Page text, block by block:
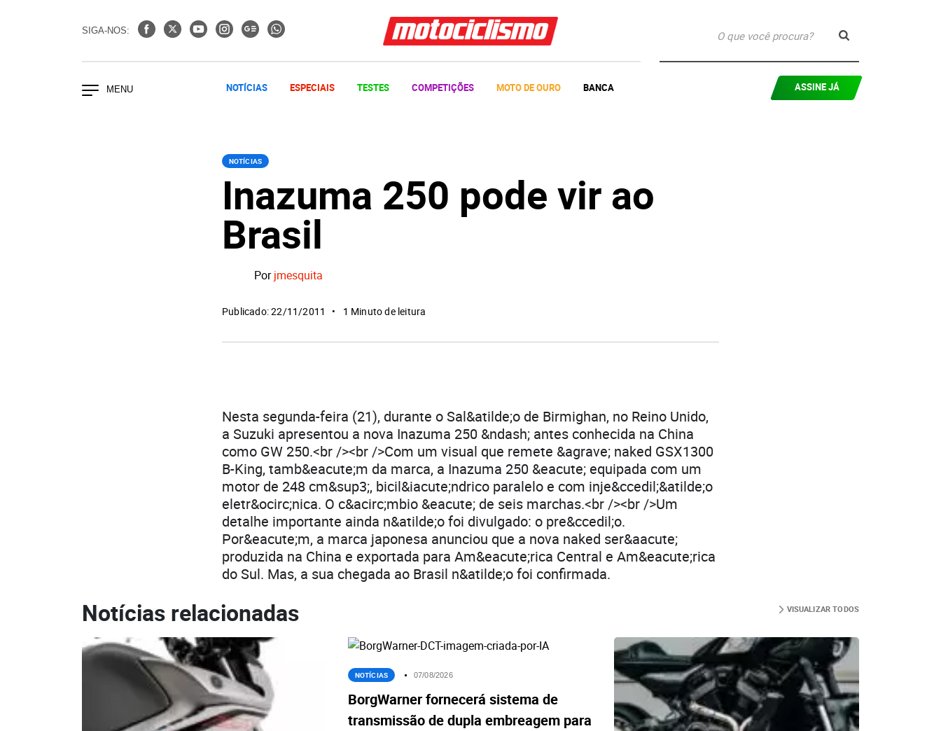
SIGA-NOS:
NOTÍCIAS ESPECIAIS TESTES COMPETIÇÕES MOTO DE OURO BANCA ASSINE JÁ
NOTÍCIAS
Inazuma 250 pode vir ao
Brasil
Porjmesquita
Publicado: 22/11/2011 1 Minuto de leitura
Nesta segunda-feira (21), durante o Sal&atilde;o de Birmighan, no Reino Unido,
a Suzuki apresentou a nova Inazuma 250 &ndash; antes conhecida na China
como GW 250.<br /><br />Com um visual que remete &agrave; naked GSX1300
B-King, tamb&eacute;m da marca, a Inazuma 250 &eacute; equipada com um
motor de 248 cm&sup3;, bicil&iacute;ndrico paralelo e com inje&ccedil;&atilde;o
eletr&ocirc;nica. O c&acirc;mbio &eacute; de seis marchas.<br /><br />Um
detalhe importante ainda n&atilde;o foi divulgado: o pre&ccedil;o.
Por&eacute;m, a marca japonesa anunciou que a nova naked ser&aacute;
produzida na China e exportada para Am&eacute;rica Central e Am&eacute;rica
do Sul. Mas, a sua chegada ao Brasil n&atilde;o foi confirmada.
Notícias relacionadas VISUALIZAR TODOS
NOTÍCIAS 07/08/2026
BorgWarner fornecerá sistema de
transmissão de dupla embreagem para